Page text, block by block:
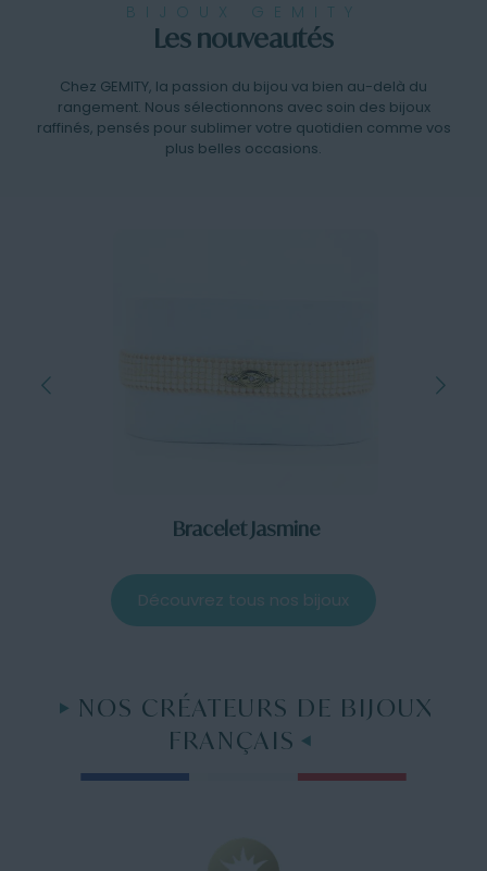
BIJOUX GEMITY
Les nouveautés
Chez GEMITY, la passion du bijou va bien au-delà du
rangement. Nous sélectionnons avec soin des bijoux
raffinés, pensés pour sublimer votre quotidien comme vos
plus belles occasions.
Bracelet Jasmine
Découvrez tous nos bijoux
NOS CRÉATEURS DE BIJOUX
FRANÇAIS